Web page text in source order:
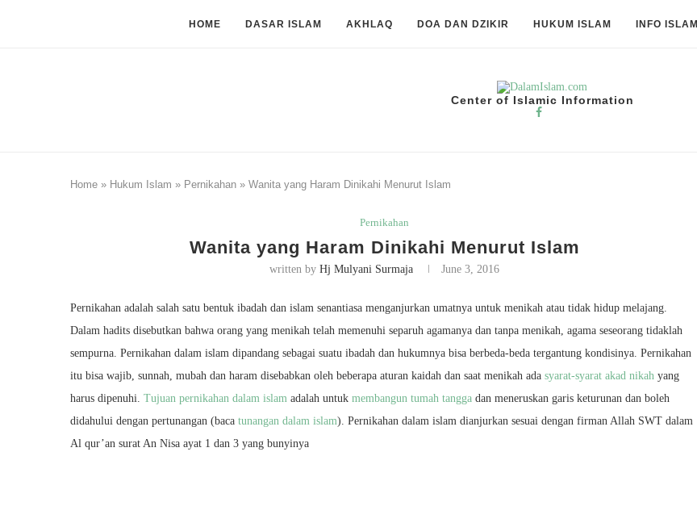
HOME DASAR ISLAM AKHLAQ DOA DAN DZIKIR HUKUM ISLAM INFO ISLAMI
Center of Islamic Information
Home » Hukum Islam » Pernikahan » Wanita yang Haram Dinikahi Menurut Islam
Pernikahan
Wanita yang Haram Dinikahi Menurut Islam
written byHj Mulyani Surmaja June 3, 2016
Pernikahan adalah salah satu bentuk ibadah dan islam senantiasa menganjurkan umatnya untuk menikah atau tidak hidup melajang.
Dalam hadits disebutkan bahwa orang yang menikah telah memenuhi separuh agamanya dan tanpa menikah, agama seseorang tidaklah
sempurna. Pernikahan dalam islam dipandang sebagai suatu ibadah dan hukumnya bisa berbeda-beda tergantung kondisinya. Pernikahan
itu bisa wajib, sunnah, mubah dan haram disebabkan oleh beberapa aturan kaidah dan saat menikah ada syarat-syarat akad nikah yang
harus dipenuhi. Tujuan pernikahan dalam islam adalah untuk membangun tumah tangga dan meneruskan garis keturunan dan boleh
didahului dengan pertunangan (baca tunangan dalam islam). Pernikahan dalam islam dianjurkan sesuai dengan firman Allah SWT dalam
Al qur’an surat An Nisa ayat 1 dan 3 yang bunyinya